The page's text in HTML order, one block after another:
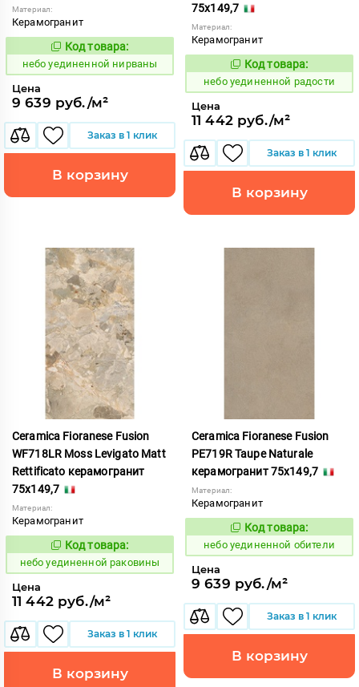
Материал:
Керамогранит
1122934
Код товара:
небо уединенной нирваны
Цена
9 639 руб./м²
Заказ в 1 клик
В корзину
75x149,7
Материал:
Керамогранит
1122952
Код товара:
небо уединенной радости
Цена
11 442 руб./м²
Заказ в 1 клик
В корзину
Ceramica Fioranese Fusion
WF718LR Moss Levigato Matt
Rettificato керамогранит
75x149,7
Материал:
Керамогранит
1122953
Код товара:
небо уединенной раковины
Цена
11 442 руб./м²
Заказ в 1 клик
В корзину
Ceramica Fioranese Fusion
PE719R Taupe Naturale
керамогранит 75x149,7
Материал:
Керамогранит
1122937
Код товара:
небо уединенной обители
Цена
9 639 руб./м²
Заказ в 1 клик
В корзину